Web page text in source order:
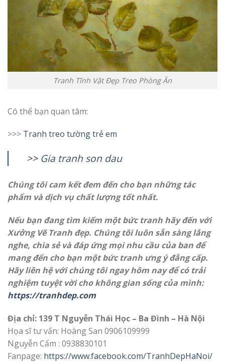
Tranh Tĩnh Vật Đẹp Treo Phòng Ăn
Có thể bạn quan tâm:
>>> Tranh treo tường trẻ em
>> Gia tranh son dau
Chúng tôi cam kết đem đến cho bạn những tác
phẩm và dịch vụ chất lượng tốt nhất.
Nếu bạn đang tìm kiếm một bức tranh hãy đến với
Xưởng Vẽ Tranh đẹp. Chúng tôi luôn sẵn sàng lắng
nghe, chia sẻ và đáp ứng mọi nhu cầu của ban để
mang đến cho bạn một bức tranh ưng ý đẳng cấp.
Hãy liên hệ với chúng tôi ngay hôm nay để có trải
nghiệm tuyệt vời cho không gian sống của mình:
https://tranhdep.com
Địa chỉ: 139 T Nguyễn Thái Học – Ba Đình – Hà Nội
Họa sĩ tư vấn: Hoàng San 0906109999
Nguyễn Cẩm : 0938830101
Fanpage: https://www.facebook.com/TranhDepHaNoi/